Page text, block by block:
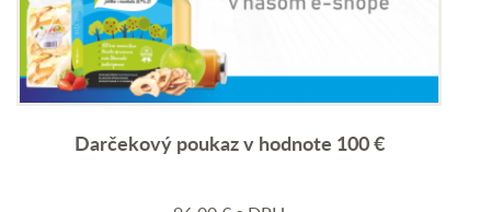
Darčekový poukaz v hodnote 100 €